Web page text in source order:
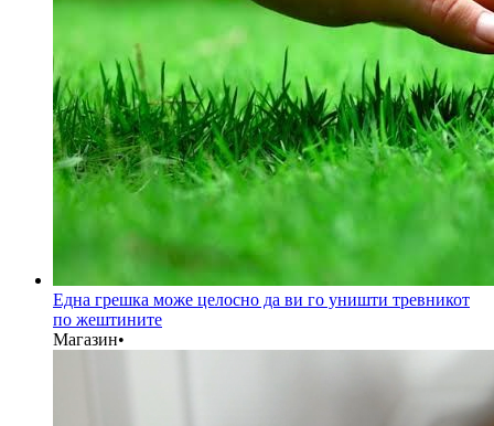
Една грешка може целосно да ви го уништи тревникот
по жештините
Магазин•